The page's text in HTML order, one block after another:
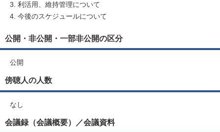
利活用、維持管理について
今後のスケジュールについて
公開・非公開・一部非公開の区分
公開
傍聴人の人数
なし
会議録（会議概要）／会議資料